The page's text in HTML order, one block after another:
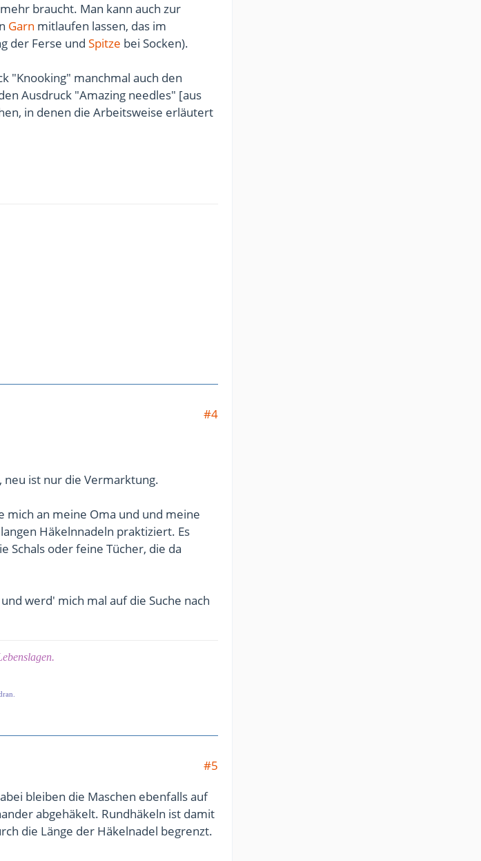
braucht. Man kann auch zur
Garn mitlaufen lassen, das im
der Ferse und Spitze bei Socken).
"Knooking" manchmal auch den
Ausdruck "Amazing needles" [aus
in denen die Arbeitsweise erläutert
#4
neu ist nur die Vermarktung.
mich an meine Oma und und meine
Häkelnnadeln praktiziert. Es
Schals oder feine Tücher, die da
werd' mich mal auf die Suche nach
#5
bleiben die Maschen ebenfalls auf
abgehäkelt. Rundhäkeln ist damit
die Länge der Häkelnadel begrenzt.